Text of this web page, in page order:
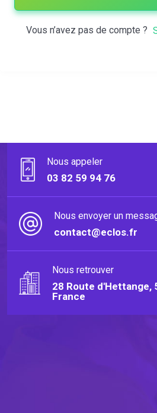
Vous n’avez pas de compte ?
Nous appeler
03 82 59 94 76
Nous envoyer un
contact@eclos.fr
Nous retrouver
28 Route d'Hettange,
France